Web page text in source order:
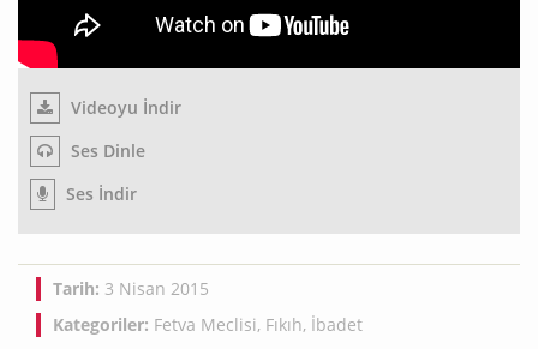
Videoyu İndir
Ses Dinle
Ses İndir
Tarih: 3 Nisan 2015
Kategoriler: Fetva Meclisi, Fıkıh, İbadet